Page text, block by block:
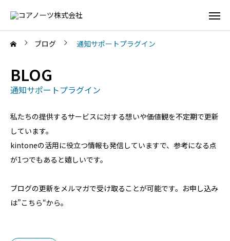
ブログ 通知サポートプラグイン
BLOG
通知サポートプラグイン
私たちの提供するサービスに対する想いや価値観を不定期で更新
しています。
kintoneの活用に役立つ情報も発信していますで、参考になる点
が1つでもあると嬉しいです。
ブログの更新をメルマガで受け取ることが可能です。お申し込み
は”こちら“から。